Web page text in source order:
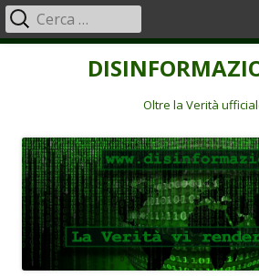
Oltre la Verità
Menu
principale
Ricerca
per: